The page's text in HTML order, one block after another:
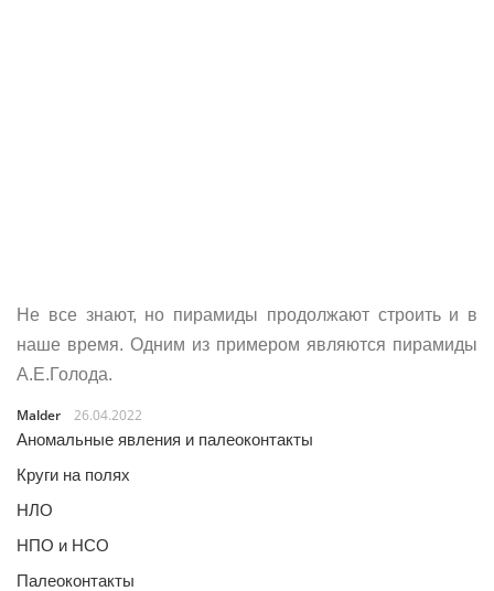
Не все знают, но пирамиды продолжают строить и в
наше время. Одним из примером являются пирамиды
А.Е.Голода.
Malder
26.04.2022
Аномальные явления и палеоконтакты
Круги на полях
НЛО
НПО и НСО
Палеоконтакты